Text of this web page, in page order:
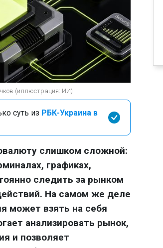
(иллюстрация: ИИ)
суть из РБК-Украина в
слишком сложной:
графиках,
следить за рынком
На самом же деле
может взять на себя
анализировать рынок,
и позволяет